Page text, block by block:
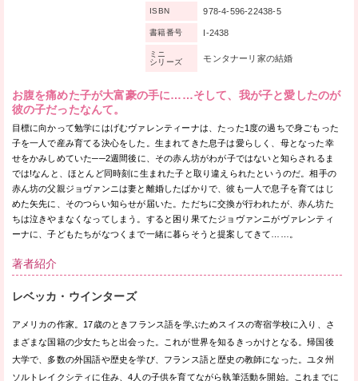
お腹を痛めた子が大富豪の手に……そして、我が子と愛したのが
彼の子だったなんて。
目標に向かって勉学にはげむヴァレンティーナは、たった1度の過ちで身ごもった
子を一人で産み育てる決心をした。生まれてきた息子は愛らしく、母となった幸
せをかみしめていた──2週間後に、その赤ん坊がわが子ではないと知らされるま
では!なんと、ほとんど同時刻に生まれた子と取り違えられたというのだ。相手の
赤ん坊の父親ジョヴァンニは妻と離婚したばかりで、彼も一人で息子を育てはじ
めた矢先に、そのつらい知らせが届いた。ただちに交換が行われたが、赤ん坊た
ちは泣きやまなくなってしまう。すると困り果てたジョヴァンニがヴァレンティ
ーナに、子どもたちがなつくまで一緒に暮らそうと提案してきて……。
ISBN 978-4-596-22438-5
書籍番号 I-2438
ミニ
シリーズ
モンタナーリ家の結婚
著者紹介
レベッカ・ウインターズ
アメリカの作家。17歳のときフランス語を学ぶためスイスの寄宿学校に入り、さ
まざまな国籍の少女たちと出会った。これが世界を知るきっかけとなる。帰国後
大学で、多数の外国語や歴史を学び、フランス語と歴史の教師になった。ユタ州
ソルトレイクシティに住み、4人の子供を育てながら執筆活動を開始。これまでに